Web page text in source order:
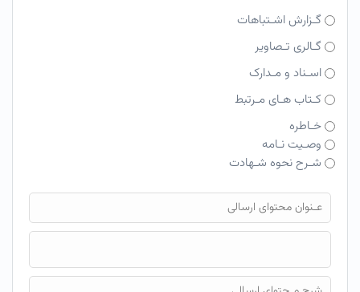
گـزارش اشـتباهات
گـالری تـصاویر
اسـناد و مـدارک
کـتاب هـای مـرتبط
خـاطره
وصـیت نـامه
شـرح نحوه شـهادت
فایل محتوای ارسالی